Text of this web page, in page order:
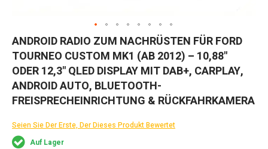
Zum
der
Bildgalerie
springen
ANDROID RADIO ZUM NACHRÜSTEN FÜR FORD
TOURNEO CUSTOM MK1 (AB 2012) – 10,88"
ODER 12,3" QLED DISPLAY MIT DAB+, CARPLAY,
ANDROID AUTO, BLUETOOTH-
FREISPRECHEINRICHTUNG & RÜCKFAHRKAMERA
Seien Sie Der Erste, Der Dieses Produkt Bewertet
Auf Lager